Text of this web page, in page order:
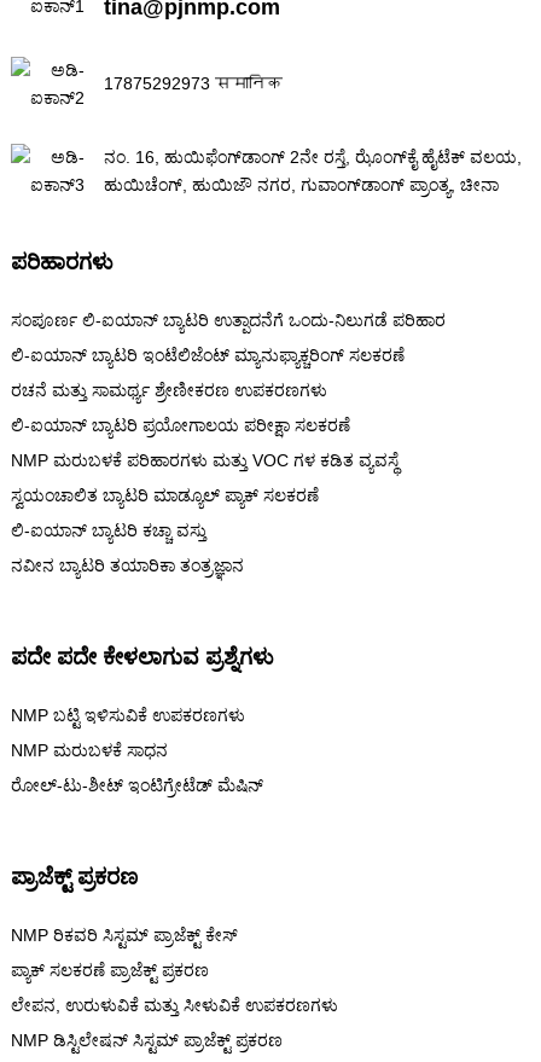
tina@pjnmp.com
17875292973 समानिक
ನಂ. 16, ಹುಯಿಫೆಂಗ್‌ಡಾಂಗ್ 2ನೇ ರಸ್ತೆ, ಝೊಂಗ್‌ಕೈ ಹೈಟೆಕ್ ವಲಯ,
ಹುಯಿಚೆಂಗ್, ಹುಯಿಜೌ ನಗರ, ಗುವಾಂಗ್‌ಡಾಂಗ್ ಪ್ರಾಂತ್ಯ, ಚೀನಾ
ಪರಿಹಾರಗಳು
ಸಂಪೂರ್ಣ ಲಿ-ಐಯಾನ್ ಬ್ಯಾಟರಿ ಉತ್ಪಾದನೆಗೆ ಒಂದು-ನಿಲುಗಡೆ ಪರಿಹಾರ
ಲಿ-ಐಯಾನ್ ಬ್ಯಾಟರಿ ಇಂಟೆಲಿಜೆಂಟ್ ಮ್ಯಾನುಫ್ಯಾಕ್ಚರಿಂಗ್ ಸಲಕರಣೆ
ರಚನೆ ಮತ್ತು ಸಾಮರ್ಥ್ಯ ಶ್ರೇಣೀಕರಣ ಉಪಕರಣಗಳು
ಲಿ-ಐಯಾನ್ ಬ್ಯಾಟರಿ ಪ್ರಯೋಗಾಲಯ ಪರೀಕ್ಷಾ ಸಲಕರಣೆ
NMP ಮರುಬಳಕೆ ಪರಿಹಾರಗಳು ಮತ್ತು VOC ಗಳ ಕಡಿತ ವ್ಯವಸ್ಥೆ
ಸ್ವಯಂಚಾಲಿತ ಬ್ಯಾಟರಿ ಮಾಡ್ಯೂಲ್ ಪ್ಯಾಕ್ ಸಲಕರಣೆ
ಲಿ-ಐಯಾನ್ ಬ್ಯಾಟರಿ ಕಚ್ಚಾ ವಸ್ತು
ನವೀನ ಬ್ಯಾಟರಿ ತಯಾರಿಕಾ ತಂತ್ರಜ್ಞಾನ
ಪದೇ ಪದೇ ಕೇಳಲಾಗುವ ಪ್ರಶ್ನೆಗಳು
NMP ಬಟ್ಟಿ ಇಳಿಸುವಿಕೆ ಉಪಕರಣಗಳು
NMP ಮರುಬಳಕೆ ಸಾಧನ
ರೋಲ್-ಟು-ಶೀಟ್ ಇಂಟಿಗ್ರೇಟೆಡ್ ಮೆಷಿನ್
ಪ್ರಾಜೆಕ್ಟ್ ಪ್ರಕರಣ
NMP ರಿಕವರಿ ಸಿಸ್ಟಮ್ ಪ್ರಾಜೆಕ್ಟ್ ಕೇಸ್
ಪ್ಯಾಕ್ ಸಲಕರಣೆ ಪ್ರಾಜೆಕ್ಟ್ ಪ್ರಕರಣ
ಲೇಪನ, ಉರುಳುವಿಕೆ ಮತ್ತು ಸೀಳುವಿಕೆ ಉಪಕರಣಗಳು
NMP ಡಿಸ್ಟಿಲೇಷನ್ ಸಿಸ್ಟಮ್ ಪ್ರಾಜೆಕ್ಟ್ ಪ್ರಕರಣ